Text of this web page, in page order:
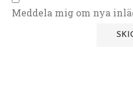
Meddela mig om nya